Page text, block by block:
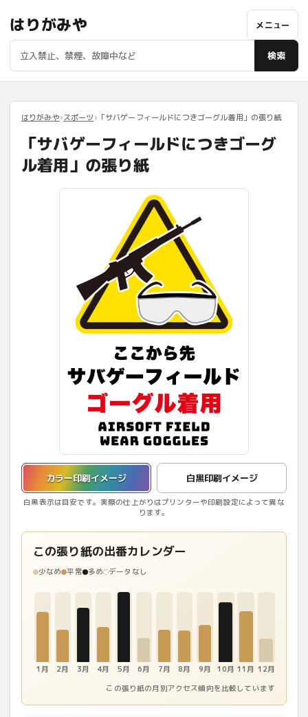
はりがみや
検索
メニュー
はりがみや スポーツ 「サバゲーフィールドにつきゴーグル着用」の張り紙
「サバゲーフィールドにつきゴーグ
ル着用」の張り紙
カラー印刷イメージ 白黒印刷イメージ
白黒表示は目安です。実際の仕上がりはプリンターや印刷設定によって異な
ります。
カラー印刷イメージを表示しています。
この張り紙の出番カレンダー
少なめ 平常 多め データなし
1月 2月 3月 4月 5月 6月 7月 8月 9月 10月 11月 12月
この張り紙の月別アクセス傾向を比較しています